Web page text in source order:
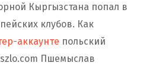
Кыргызстана попал в
клубов. Как
аккаунте польский
Пшемыслав